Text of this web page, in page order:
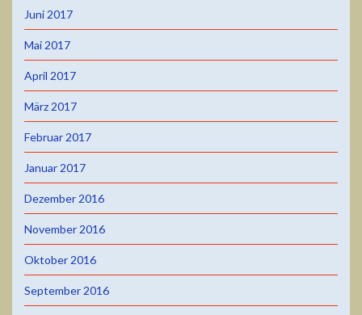
Juni 2017
Mai 2017
April 2017
März 2017
Februar 2017
Januar 2017
Dezember 2016
November 2016
Oktober 2016
September 2016